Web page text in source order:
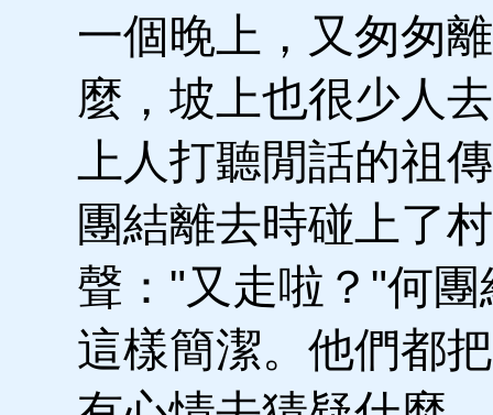
一個晚上，又匆匆
麼，坡上也很少人
上人打聽閒話的祖
團結離去時碰上了
聲："又走啦？"何
這樣簡潔。他們都